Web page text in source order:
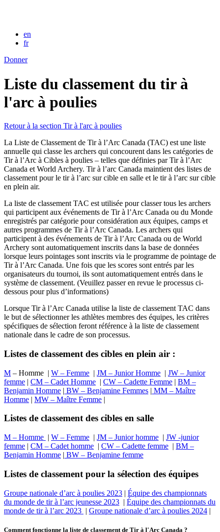
en
fr
Donner
Liste du classement du tir à
l'arc à poulies
Retour à la section Tir à l'arc à poulies
La Liste de Classement de Tir à l’Arc Canada (TAC) est une liste
annuelle qui classe les archers qui concourent dans les catégories de
Tir à l’Arc à Cibles à poulies – telles que définies par Tir à l’Arc
Canada et World Archery. Tir à l’arc Canada maintient des listes de
classement pour le tir à l’arc sur cible en salle et le tir à l’arc sur cible
en plein air.
La liste de classement TAC est utilisée pour classer tous les archers
qui participent aux événements de Tir à l’Arc Canada ou du Monde
enregistrés par catégorie pour considération aux équipes, camps et
autres programmes de Tir à l’Arc Canada. Les archers qui
participent à des événements de Tir à l’Arc Canada ou de World
Archery sont automatiquement inscrits dans la base de données
lorsque leurs pointages sont inscrits via le programme de pointage de
Tir à l’Arc Canada. Une fois que les scores sont entrés par les
organisateurs du tournoi, ils sont automatiquement entrés dans le
système de classement. (Veuillez passer en revue le processus ci-
dessous pour plus d’informations)
Lorsque Tir à l’Arc Canada utilise la liste de classement TAC dans
le but de sélectionner les athlètes membres des équipes, les critères
spécifiques de sélection feront référence à la liste de classement
nationale dans le cadre de son processus.
Listes de classement des cibles en plein air :
M – Homme | W – Femme | JM – Junior Homme | JW – Junior
femme | CM – Cadet Homme | CW – Cadette Femme | BM –
Benjamin Homme | BW – Benjamine Femmes | MM – Maître
Homme | MW – Maître Femme |
Listes de classement des cibles en salle
M – Homme | W – Femme | JM – Junior homme | JW -junior
femme | CM – Cadet homme | CW – Cadette femme | BM –
Benjamin Homme | BW – Benjamine femme
Listes de classement pour la sélection des équipes
Groupe nationale d’arc à poulies 2023 | Équipe des championnats
du monde de tir à l’arc jeunesse 2023 | Équipe des championnats du
monde de tir à l’arc 2023 | Groupe nationale d’arc à poulies 2024 |
Comment fonctionne la liste de classement de Tir à l'Arc Canada ?